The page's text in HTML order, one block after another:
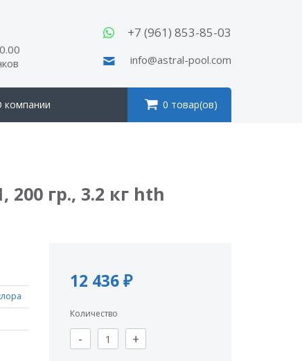
+7 (961) 853-85-03
info@astral-pool.com
компании 0 товар(ов)
гр., 3.2 кг hth
12 436 ₽
Количество
- +